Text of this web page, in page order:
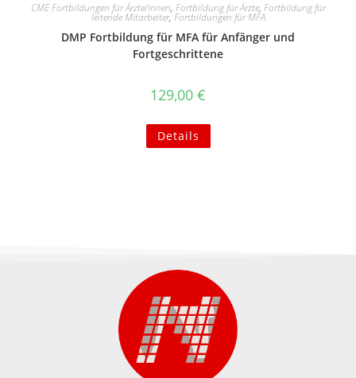
CME Fortbildungen für Ärzte/innen, Fortbildung für Ärzte, Fortbildung für
leitende Mitarbeiter,Fortbildungen für MFA
DMP Fortbildung für MFA für Anfänger und
Fortgeschrittene
129,00 €
Details